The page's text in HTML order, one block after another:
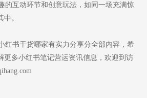
互动环节和创意玩法，如同一场充满惊
。
书干货哪家有实力分享分全部内容，希
更多小红书笔记营运资讯信息，欢迎到访